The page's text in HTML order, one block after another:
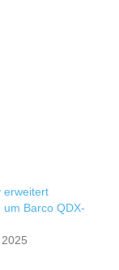
erweitert
um Barco QDX-